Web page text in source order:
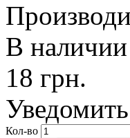
В наличии
18 грн.
Кол-во